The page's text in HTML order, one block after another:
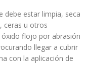
debe estar limpia, seca
ceras u otros
flojo por abrasión
llegar a cubrir
con la aplicación de